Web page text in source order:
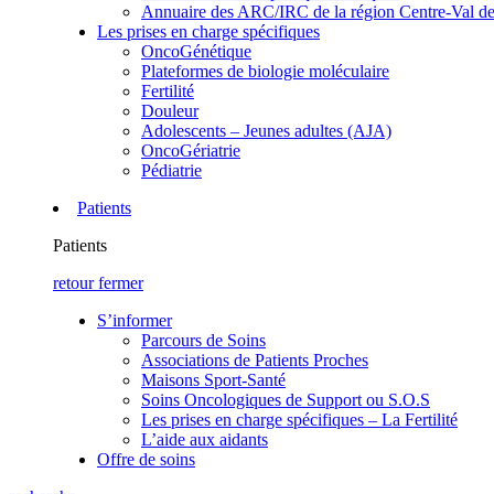
Annuaire des ARC/IRC de la région Centre-Val
Les prises en charge spécifiques
OncoGénétique
Plateformes de biologie moléculaire
Fertilité
Douleur
Adolescents – Jeunes adultes (AJA)
OncoGériatrie
Pédiatrie
Patients
Patients
retour fermer
S’informer
Parcours de Soins
Associations de Patients Proches
Maisons Sport-Santé
Soins Oncologiques de Support ou S.O.S
Les prises en charge spécifiques – La Fertilité
L’aide aux aidants
Offre de soins